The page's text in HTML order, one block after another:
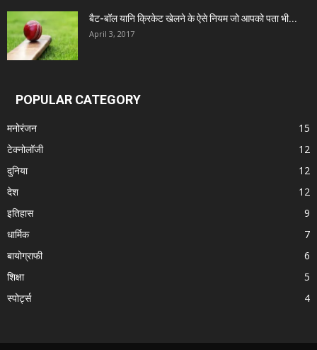
बैट-बॉल यानि क्रिकेट खेलने के ऐसे नियम जो आपको पता भी...
April 3, 2017
POPULAR CATEGORY
मनोरंजन
15
टेक्नोलॉजी
12
दुनिया
12
देश
12
इतिहास
9
धार्मिक
7
बायोग्राफी
6
शिक्षा
5
स्पोर्ट्स
4